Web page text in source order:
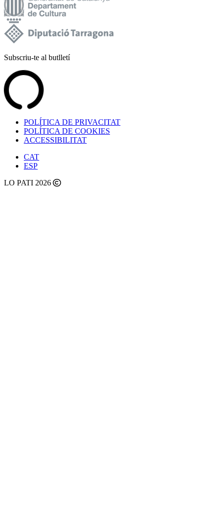
Subscriu-te al butlletí
POLÍTICA DE PRIVACITAT
POLÍTICA DE COOKIES
ACCESSIBILITAT
CAT
ESP
LO PATI 2026